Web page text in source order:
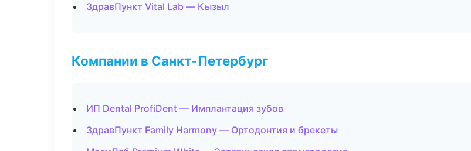
ЗдравПункт Vital Lab — Кызыл
Компании в Санкт-Петербург
ИП Dental ProfiDent — Имплантация зубов
ЗдравПункт Family Harmony — Ортодонтия и брекеты